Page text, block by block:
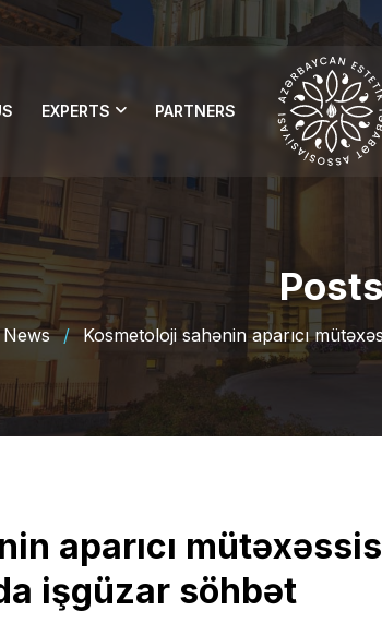
EXPERTS PARTNERS
Posts
News / Kosmetoloji sahənin aparıcı
aparıcı
işgüzar söhbət